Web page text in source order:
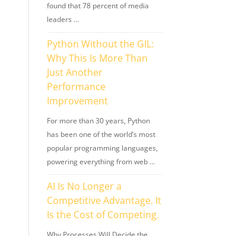
found that 78 percent of media
leaders …
Python Without the GIL:
Why This Is More Than
Just Another
Performance
Improvement
For more than 30 years, Python
has been one of the world’s most
popular programming languages,
powering everything from web …
AI Is No Longer a
Competitive Advantage. It
Is the Cost of Competing.